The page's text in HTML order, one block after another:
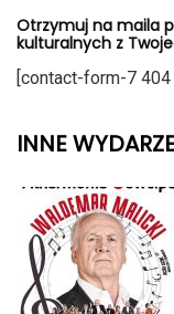
Otrzymuj na maila
kulturalnych z
[contact-form-7
INNE